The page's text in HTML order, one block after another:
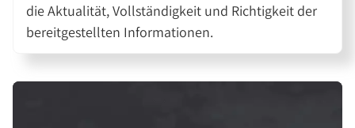
die Aktualität, Vollständigkeit und Richtigkeit der
bereitgestellten Informationen.